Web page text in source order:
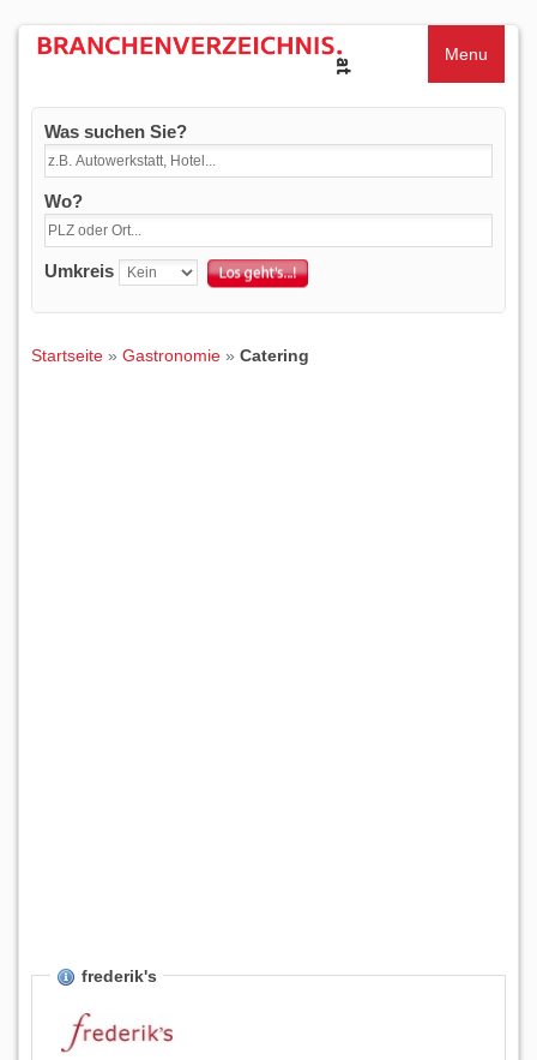
Menu
Was suchen Sie?
Wo?
Umkreis
Startseite » Gastronomie » Catering
frederik's